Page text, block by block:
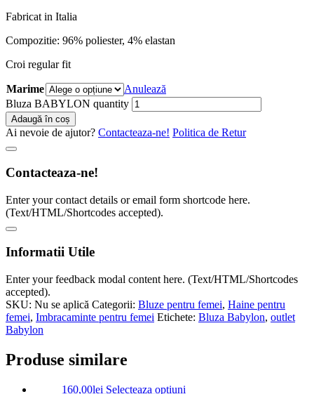
Fabricat in Italia
Compozitie: 96% poliester, 4% elastan
Croi regular fit
Marime
Anulează
Bluza BABYLON quantity
Adaugă în coș
Ai nevoie de ajutor? Contacteaza-ne! Politica de Retur
Contacteaza-ne!
Enter your contact details or email form shortcode here.
(Text/HTML/Shortcodes accepted).
Informatii Utile
Enter your feedback modal content here. (Text/HTML/Shortcodes
accepted).
SKU: Nu se aplică Categorii: Bluze pentru femei, Haine pentru
femei, Imbracaminte pentru femei Etichete: Bluza Babylon, outlet
Babylon
Produse similare
160,00lei Selecteaza optiuni